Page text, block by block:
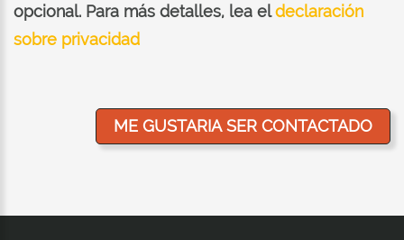
opcional. Para más detalles, lea eldeclaración
sobre privacidad